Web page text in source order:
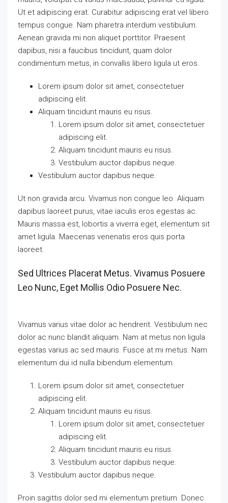
Ut et adipiscing erat. Curabitur adipiscing erat vel libero
tempus congue. Nam pharetra interdum vestibulum.
Aenean gravida mi non aliquet porttitor. Praesent
dapibus, nisi a faucibus tincidunt, quam dolor
condimentum metus, in convallis libero ligula ut eros.
Lorem ipsum dolor sit amet, consectetuer
adipiscing elit.
Aliquam tincidunt mauris eu risus.
Lorem ipsum dolor sit amet, consectetuer
adipiscing elit.
Aliquam tincidunt mauris eu risus.
Vestibulum auctor dapibus neque.
Vestibulum auctor dapibus neque.
Ut non gravida arcu. Vivamus non congue leo. Aliquam
dapibus laoreet purus, vitae iaculis eros egestas ac.
Mauris massa est, lobortis a viverra eget, elementum sit
amet ligula. Maecenas venenatis eros quis porta
laoreet.
Sed Ultrices Placerat Metus. Vivamus Posuere
Leo Nunc, Eget Mollis Odio Posuere Nec.
Vivamus varius vitae dolor ac hendrerit. Vestibulum nec
dolor ac nunc blandit aliquam. Nam at metus non ligula
egestas varius ac sed mauris. Fusce at mi metus. Nam
elementum dui id nulla bibendum elementum.
Lorem ipsum dolor sit amet, consectetuer
adipiscing elit.
Aliquam tincidunt mauris eu risus.
Lorem ipsum dolor sit amet, consectetuer
adipiscing elit.
Aliquam tincidunt mauris eu risus.
Vestibulum auctor dapibus neque.
Vestibulum auctor dapibus neque.
Proin sagittis dolor sed mi elementum pretium. Donec